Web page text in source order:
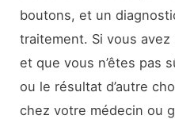
boutons, et un
traitement. Si vous
et que vous n’êtes pas
ou le résultat d’autre
chez votre médecin ou